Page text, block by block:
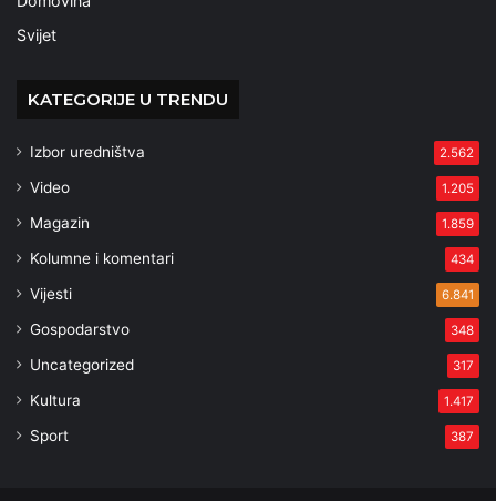
Svijet
KATEGORIJE U TRENDU
Izbor uredništva 2.562
Video 1.205
Magazin 1.859
Kolumne i komentari 434
Vijesti 6.841
Gospodarstvo 348
Uncategorized 317
Kultura 1.417
Sport 387